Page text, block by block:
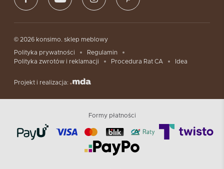
© 2026 konsimo. sklep meblowy
Polityka prywatności
Regulamin
Polityka zwrotów i reklamacji
Procedura Rat CA Idea
Projekt i realizacja:
Formy płatności